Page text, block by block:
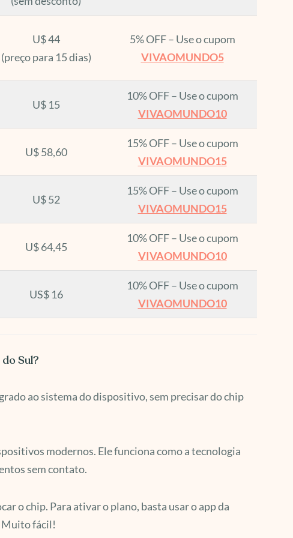
U$ 44
(preço para 15 dias)
5% OFF – Use o cupom
VIVAOMUNDO5
U$ 15
10% OFF – Use o cupom
VIVAOMUNDO10
U$ 58,60
15% OFF – Use o cupom
VIVAOMUNDO15
U$ 52
15% OFF – Use o cupom
VIVAOMUNDO15
U$ 64,45
10% OFF – Use o cupom
VIVAOMUNDO10
US$ 16
10% OFF – Use o cupom
VIVAOMUNDO10
Sul?
ao sistema do dispositivo, sem precisar do chip
modernos. Ele funciona como a tecnologia
sem contato.
o chip. Para ativar o plano, basta usar o app da
Muito fácil!